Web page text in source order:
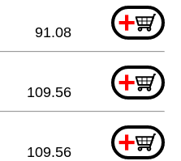
+
91.08
+
109.56
+
109.56